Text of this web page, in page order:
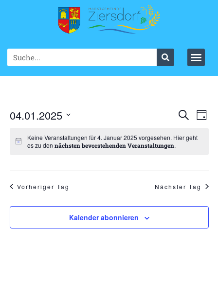
SucheTag
04.01.2025
wählen.Keine Veranstaltungen für 4. Januar 2025 vorgesehen. Hier geht
es zu den nächsten bevorstehenden Veranstaltungen.
Vorheriger Tag Nächster Tag
Kalender abonnieren